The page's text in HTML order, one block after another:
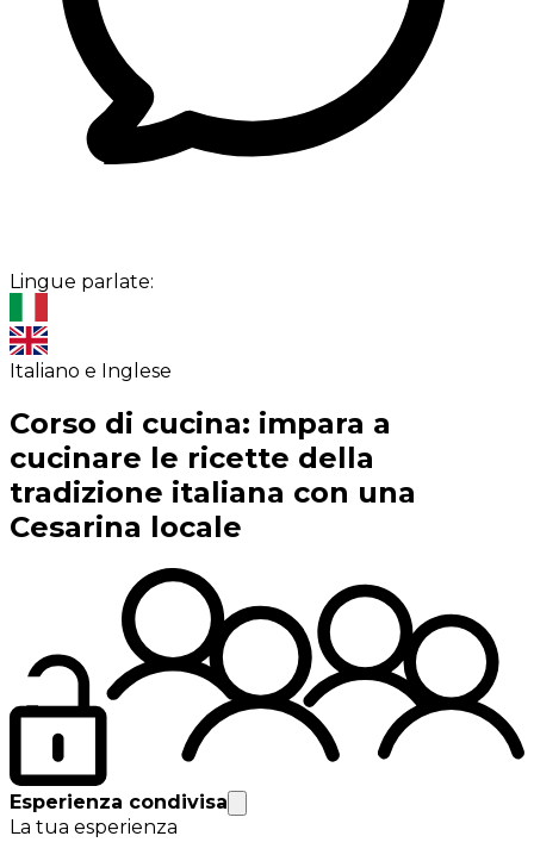
Lingue parlate:
Italiano e Inglese
Corso di cucina: impara a
cucinare le ricette della
tradizione italiana con una
Cesarina locale
Esperienza condivisa
La tua esperienza